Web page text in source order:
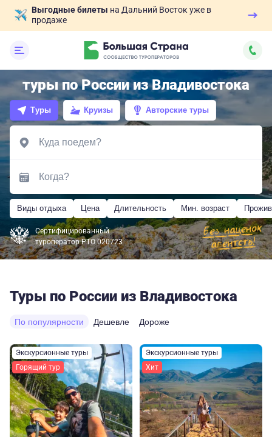
Выгодные билеты на Дальний Восток уже в
продаже
туры по России из Владивостока
Туры Круизы Авторские туры
Виды отдыха Цена Длительность Мин. возраст
Сертифицированный
туроператор РТО 020723
Туры по России из Владивостока
По популярности Дешевле Дороже
Экскурсионные туры
Горящий тур
Экскурсионные туры
Хит